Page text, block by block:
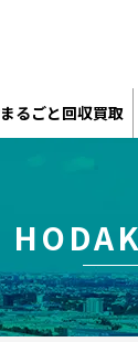
るごと回収買取